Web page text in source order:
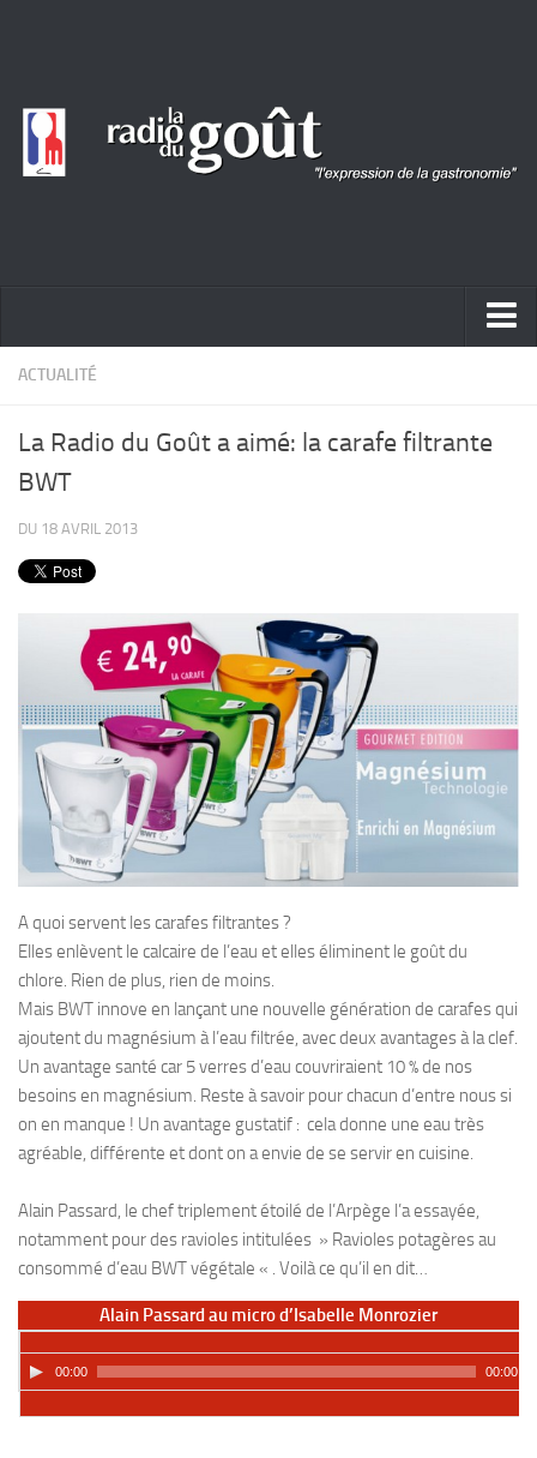
ACTUALITÉ
Entrées
Plats
Desserts
Sauces
ACTUALITÉ
La Radio du Goût a aimé: la carafe filtrante
BWT
DU 18 AVRIL 2013
A quoi servent les carafes filtrantes ?
Elles enlèvent le calcaire de l’eau et elles éliminent le goût du
chlore. Rien de plus, rien de moins.
Mais BWT innove en lançant une nouvelle génération de carafes qui
ajoutent du magnésium à l’eau filtrée, avec deux avantages à la clef.
Un avantage santé car 5 verres d’eau couvriraient 10 % de nos
besoins en magnésium. Reste à savoir pour chacun d’entre nous si
on en manque ! Un avantage gustatif : cela donne une eau très
agréable, différente et dont on a envie de se servir en cuisine.
Alain Passard, le chef triplement étoilé de l’Arpège l’a essayée,
notamment pour des ravioles intitulées » Ravioles potagères au
consommé d’eau BWT végétale « . Voilà ce qu’il en dit…
Alain Passard au micro d’Isabelle Monrozier
00:00 00:00